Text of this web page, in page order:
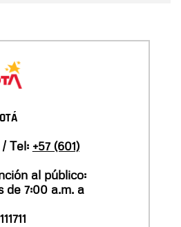
Tel: +57 (601)
al público:
de 7:00 a.m. a